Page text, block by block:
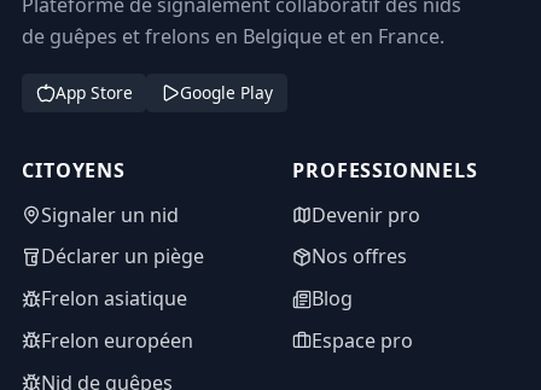
de guêpes et frelons en Belgique et en France.
App Store Google Play
CITOYENS
Signaler un nid
Déclarer un piège
Frelon asiatique
Frelon européen
Nid de guêpes
PROFESSIONNELS
Devenir pro
Nos offres
Blog
Espace pro